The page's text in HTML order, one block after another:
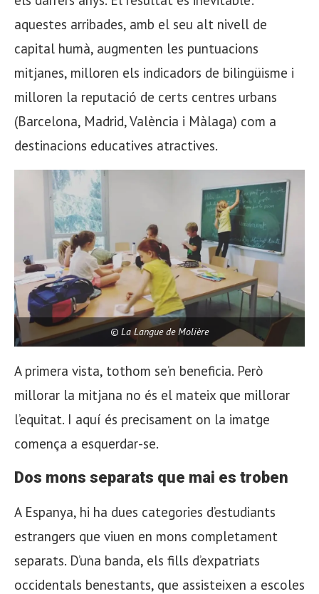
aquestes arribades, amb el seu alt nivell de
capital humà, augmenten les puntuacions
mitjanes, milloren els indicadors de bilingüisme i
milloren la reputació de certs centres urbans
(Barcelona, ​​Madrid, València i Màlaga) com a
destinacions educatives atractives.
© La Langue de Molière
A primera vista, tothom se’n beneficia. Però
millorar la mitjana no és el mateix que millorar
l’equitat. I aquí és precisament on la imatge
comença a esquerdar-se.
Dos mons separats que mai es troben
A Espanya, hi ha dues categories d’estudiants
estrangers que viuen en mons completament
separats. D’una banda, els fills d’expatriats
occidentals benestants, que assisteixen a escoles